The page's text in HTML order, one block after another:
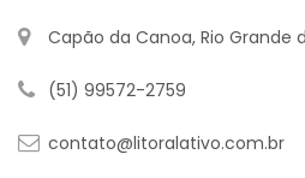
Capão da Canoa, Rio Grande
(51) 99572-2759
contato@litoralativo.com.br